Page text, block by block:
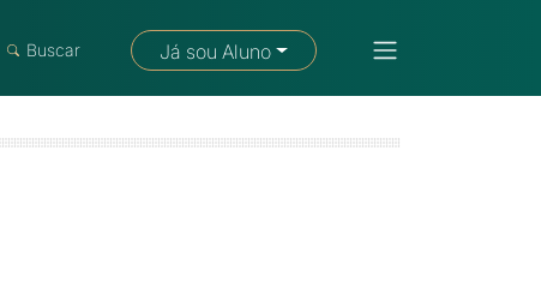
Fale com um consultor
Buscar Já sou Aluno